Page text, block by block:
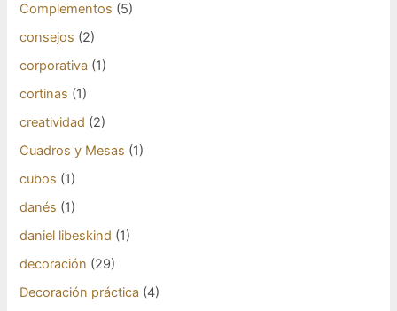
Complementos (5)
consejos (2)
corporativa (1)
cortinas (1)
creatividad (2)
Cuadros y Mesas (1)
cubos (1)
danés (1)
daniel libeskind (1)
decoración (29)
Decoración práctica (4)